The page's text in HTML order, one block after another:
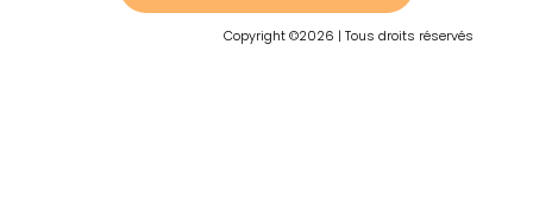
Copyright ©2026 | Tous droits réservés